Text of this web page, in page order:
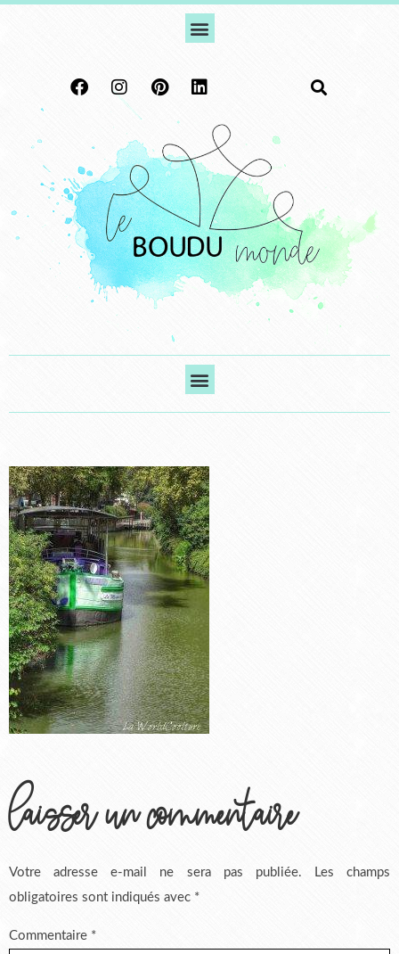
laisser un commentaire
Votre adresse e-mail ne sera pas publiée.
Les champs
obligatoires sont indiqués avec *
Commentaire *